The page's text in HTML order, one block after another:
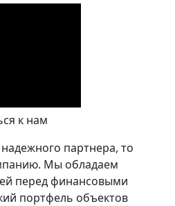
к нам
партнера, то
Мы обладаем
перед финансовыми
портфель объектов